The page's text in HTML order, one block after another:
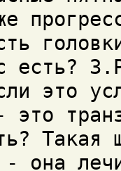
есть?
это
Такая
- она